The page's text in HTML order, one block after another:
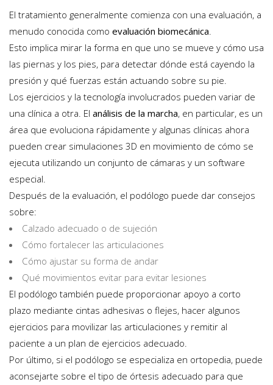
El tratamiento generalmente comienza con una evaluación, a
menudo conocida como evaluación biomecánica
Esto implica mirar la forma en que uno se mueve y cómo usa
las piernas y los pies, para detectar dónde está cayendo la
presión y qué fuerzas están actuando sobre su pie.
Los ejercicios y la tecnología involucrados pueden variar de
una clínica a otra. El análisis de la marcha, en particular, es un
área que evoluciona rápidamente y algunas clínicas ahora
pueden crear simulaciones 3D en movimiento de cómo se
ejecuta utilizando un conjunto de cámaras y un software
especial.
Después de la evaluación, el podólogo puede dar consejos
sobre:
Calzado adecuado o de sujeción
Cómo fortalecer las articulaciones
Cómo ajustar su forma de andar
Qué movimientos evitar para evitar lesiones
El podólogo también puede proporcionar apoyo a corto
plazo mediante cintas adhesivas o flejes, hacer algunos
ejercicios para movilizar las articulaciones y remitir al
paciente a un plan de ejercicios adecuado.
Por último, si el podólogo se especializa en ortopedia, puede
aconsejarte sobre el tipo de órtesis adecuado para que